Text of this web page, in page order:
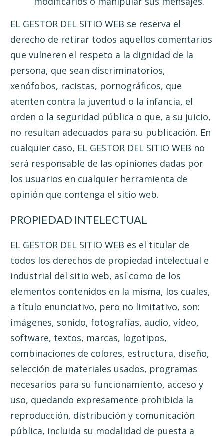
EL GESTOR DEL SITIO WEB se reserva el
derecho de retirar todos aquellos comentarios
que vulneren el respeto a la dignidad de la
persona, que sean discriminatorios,
xenófobos, racistas, pornográficos, que
atenten contra la juventud o la infancia, el
orden o la seguridad pública o que, a su juicio,
no resultan adecuados para su publicación. En
cualquier caso, EL GESTOR DEL SITIO WEB no
será responsable de las opiniones dadas por
los usuarios en cualquier herramienta de
opinión que contenga el sitio web.
PROPIEDAD INTELECTUAL
EL GESTOR DEL SITIO WEB es el titular de
todos los derechos de propiedad intelectual e
industrial del sitio web, así como de los
elementos contenidos en la misma, los cuales,
a título enunciativo, pero no limitativo, son:
imágenes, sonido, fotografías, audio, vídeo,
software, textos, marcas, logotipos,
combinaciones de colores, estructura, diseño,
selección de materiales usados, programas
necesarios para su funcionamiento, acceso y
uso, quedando expresamente prohibida la
reproducción, distribución y comunicación
pública, incluida su modalidad de puesta a